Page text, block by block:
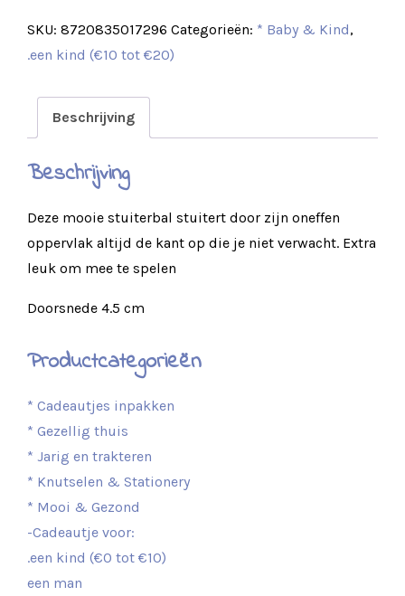
SKU: 8720835017296 Categorieën: * Baby & Kind,
.een kind (€10 tot €20)
Beschrijving
Beschrijving
Deze mooie stuiterbal stuitert door zijn oneffen
oppervlak altijd de kant op die je niet verwacht. Extra
leuk om mee te spelen
Doorsnede 4.5 cm
Productcategorieën
* Cadeautjes inpakken
* Gezellig thuis
* Jarig en trakteren
* Knutselen & Stationery
* Mooi & Gezond
-Cadeautje voor:
.een kind (€0 tot €10)
een man